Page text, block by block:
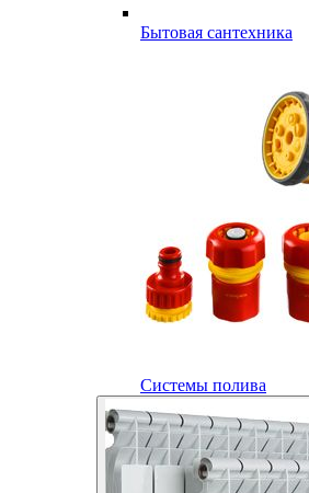
Бытовая сантехника
Системы полива